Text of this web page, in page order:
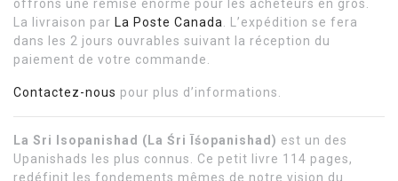
offrons une remise énorme pour les acheteurs en gros.
La livraison par La Poste Canada. L’expédition se fera
dans les 2 jours ouvrables suivant la réception du
paiement de votre commande.
Contactez-nous pour plus d’informations.
La Sri Isopanishad (La Śri Īśopanishad) est un des
Upanishads les plus connus. Ce petit livre 114 pages,
redéfinit les fondements mêmes de notre vision du